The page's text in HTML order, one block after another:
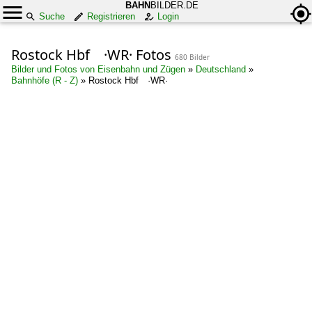
BAHN BILDER.DE
Suche
Registrieren Login
Rostock Hbf ·WR· Fotos 680 Bilder
Bilder und Fotos von Eisenbahn und Zügen » Deutschland »
Bahnhöfe (R - Z) » Rostock Hbf ·WR·